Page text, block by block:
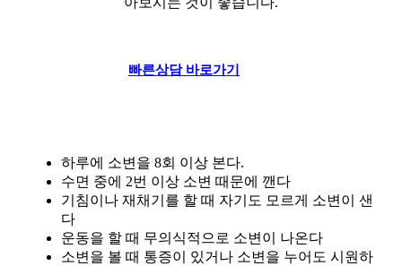
빠른상담 바로가기
하루에 소변을 8회 이상 본다.
수면 중에 2번 이상 소변 때문에 깬다
기침이나 재채기를 할 때 자기도 모르게 소변이 샌
다
운동을 할 때 무의식적으로 소변이 나온다
소변을 볼 때 통증이 있거나 소변을 누어도 시원하